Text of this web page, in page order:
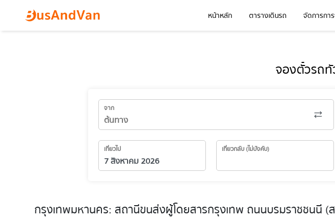
หน้าหลัก ตารางเดินรถ จัดการกา
จองตั๋วรถ
จาก
เที่ยวไป เที่ยวกลับ (ไม่บังคับ)
กรุงเทพมหานคร: สถานีขนส่งผู้โดยสารกรุงเทพ ถนนบรมราชชนนี (